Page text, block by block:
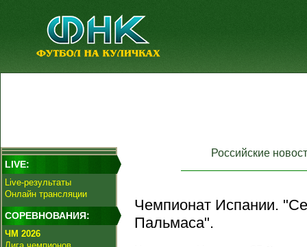
LIVE:
Live-результаты
Онлайн трансляции
СОРЕВНОВАНИЯ:
ЧМ 2026
Российские
Чемпионат Испании.
Пальмаса".